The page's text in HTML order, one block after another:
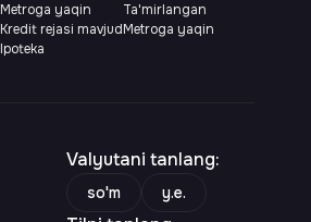
Metroga yaqin
Kredit rejasi mavjud
Ipoteka
Ta'mirlangan
Metroga yaqin
Valyutani tanlang:
so'm y.e.